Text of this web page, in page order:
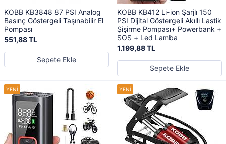
KOBB KB3848 87 PSI Analog
Basınç Göstergeli Taşınabilir El
Pompası
551,88 TL
Sepete Ekle
KOBB KB412 Li-ion Şarjlı 150
PSI Dijital Göstergeli Akıllı Lastik
Şişirme Pompası+ Powerbank +
SOS + Led Lamba
1.199,88 TL
Sepete Ekle